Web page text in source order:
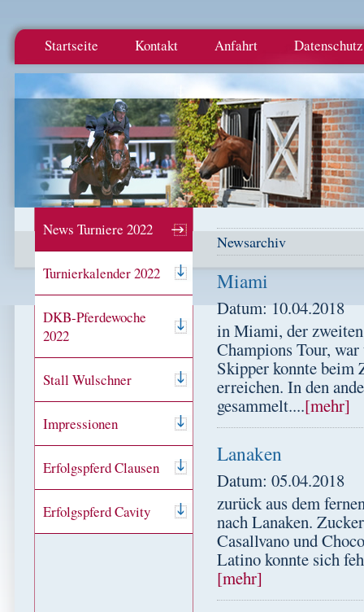
Startseite Kontakt Anfahrt Datenschutz
News Turniere 2022
Turnierkalender 2022
DKB-Pferdewoche
2022
Stall Wulschner
Impressionen
Erfolgspferd Clausen
Erfolgspferd Cavity
Newsarchiv
Miami
Datum: 10.04.2018
in Miami, der
Champions Tour,
Skipper konnte beim
erreichen. In den
gesammelt....[mehr]
Lanaken
Datum: 05.04.2018
zurück aus dem
nach Lanaken.
Casallvano und
Latino konnte sich
[mehr]